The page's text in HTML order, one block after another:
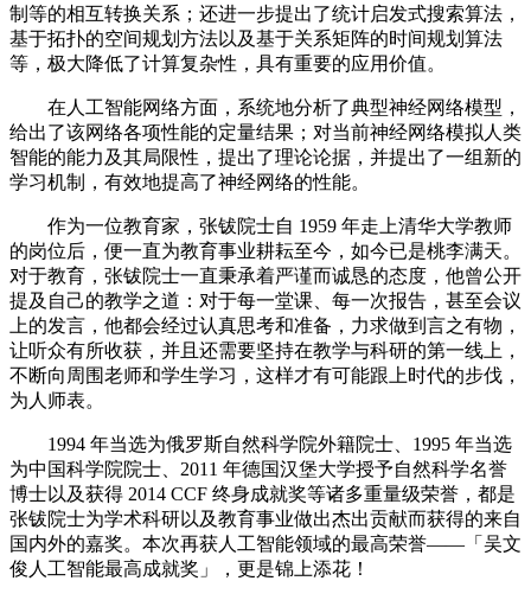
制等的相互转换关系；还进一步提出了统计启发式搜索算法，
基于拓扑的空间规划方法以及基于关系矩阵的时间规划算法
等，极大降低了计算复杂性，具有重要的应用价值。
在人工智能网络方面，系统地分析了典型神经网络模型，
给出了该网络各项性能的定量结果；对当前神经网络模拟人类
智能的能力及其局限性，提出了理论论据，并提出了一组新的
学习机制，有效地提高了神经网络的性能。
作为一位教育家，张钹院士自 1959 年走上清华大学教师
的岗位后，便一直为教育事业耕耘至今，如今已是桃李满天。
对于教育，张钹院士一直秉承着严谨而诚恳的态度，他曾公开
提及自己的教学之道：对于每一堂课、每一次报告，甚至会议
上的发言，他都会经过认真思考和准备，力求做到言之有物，
让听众有所收获，并且还需要坚持在教学与科研的第一线上，
不断向周围老师和学生学习，这样才有可能跟上时代的步伐，
为人师表。
1994 年当选为俄罗斯自然科学院外籍院士、1995 年当选
为中国科学院院士、2011 年德国汉堡大学授予自然科学名誉
博士以及获得 2014 CCF 终身成就奖等诸多重量级荣誉，都是
张钹院士为学术科研以及教育事业做出杰出贡献而获得的来自
国内外的嘉奖。本次再获人工智能领域的最高荣誉——「吴文
俊人工智能最高成就奖」，更是锦上添花！